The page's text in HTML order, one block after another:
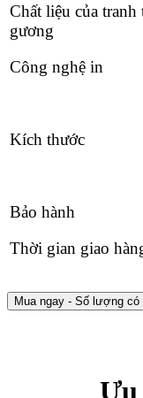
Chất liệu của tranh
gương
Công nghệ in
Kích thước
Bảo hành
Thời gian giao
Mua ngay - Số lượng có
Ưu